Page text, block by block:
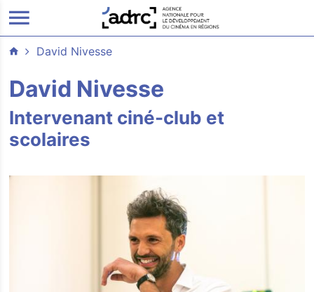
ALLER AU CONTENU PRINCIPAL
David Nivesse
David Nivesse
Intervenant ciné-club et
scolaires